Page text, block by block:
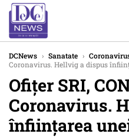
DCNews › Sanatate ›
Coronavirus. Hellvig a dispus
Ofițer SRI,
Coronavirus.
înființarea